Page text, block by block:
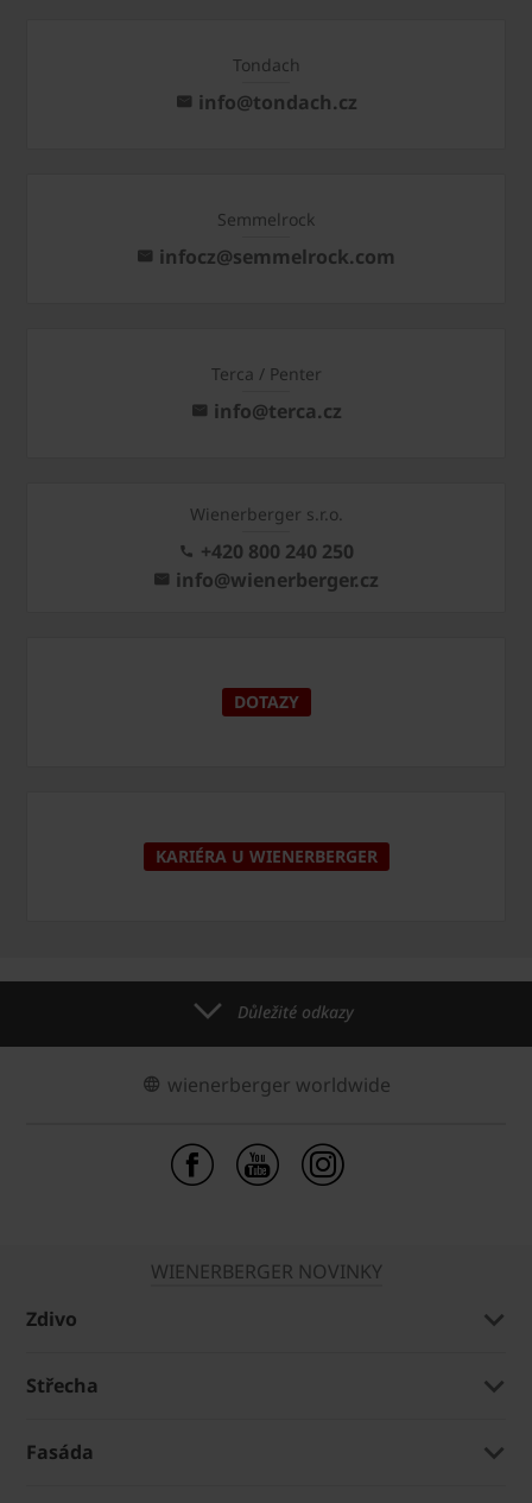
Tondach
info@tondach.cz
Semmelrock
infocz@semmelrock.com
Terca / Penter
info@terca.cz
Wienerberger s.r.o.
+420 800 240 250
info@wienerberger.cz
DOTAZY
KARIÉRA U WIENERBERGER
Důležité odkazy
wienerberger worldwide
WIENERBERGER NOVINKY
Zdivo
Střecha
Fasáda